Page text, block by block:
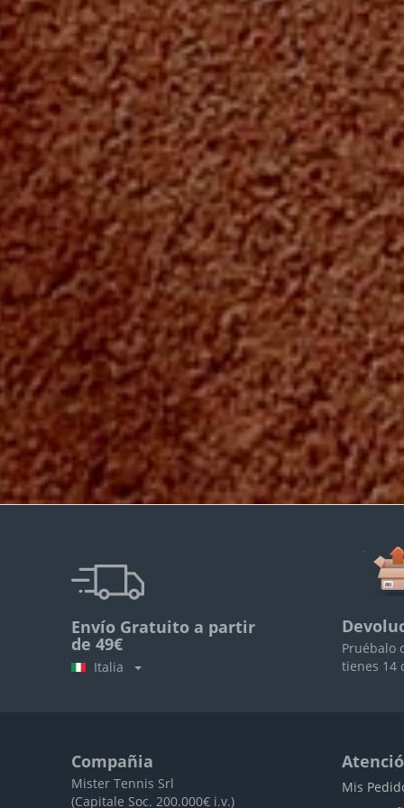
Envío Gratuito a partir
de 49€
Italia
Pruébalo
tienes 14
Compañia
Mister Tennis Srl
(Capitale Soc. 200.000€ i.v.)
Mis